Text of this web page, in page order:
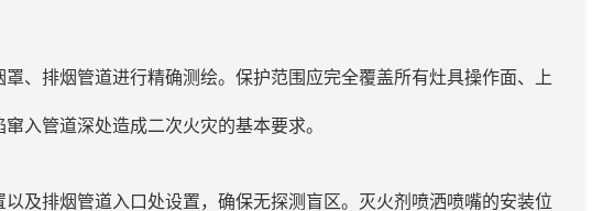
、排烟管道进行精确测绘。保护范围应完全覆盖所有灶具操作面、上
入管道深处造成二次火灾的基本要求。
及排烟管道入口处设置，确保无探测盲区。灭火剂喷洒喷嘴的安装位